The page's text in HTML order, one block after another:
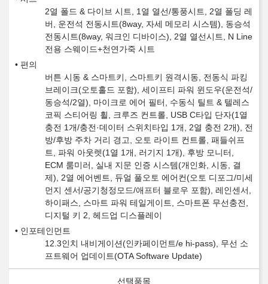
2열 폴드 & 다이브 시트, 1열 열선/통풍시트, 2열 폴딩 레
버, 운전석 전동시트(8way, 자세 메모리 시스템), 동승석
전동시트(8way, 워크인 디바이스), 2열 열선시트, N Line
전용 스웨이드+천연가죽 시트
편의
버튼 시동 & 스마트키, 스마트키 원격시동, 전동식 파킹
브레이크(오토홀드 포함), 세이프티 파워 윈도우(운전석/
동승석/2열), 마이크로 에어 필터, 수동식 틸트 & 텔레스
코픽 스티어링 휠, 크루즈 컨트롤, USB C타입 단자(1열
충전 1개/충전·데이터 스위치타입 1개, 2열 충전 2개), 전
방/후방 주차 거리 경고, 오토 라이트 컨트롤, 패들쉬프
트, 파워 아웃렛(1열 1개, 러기지 1개), 후방 모니터,
ECM 룸미러, 실내 지문 인증 시스템(개인화, 시동, 결
제), 2열 에어벤트, 듀얼 풀오토 에어컨(오토 디포그/미세
먼지 센서/공기청정모드/애프터 블로우 포함), 레인센서,
하이패스, 스마트 파워 테일게이트, 스마트폰 무선충전,
디지털 키 2, 헤드업 디스플레이
인포테인먼트
12.3인치 내비게이션(인카페이먼트/e hi-pass), 무선 소
프트웨어 업데이트(OTA Software Update)